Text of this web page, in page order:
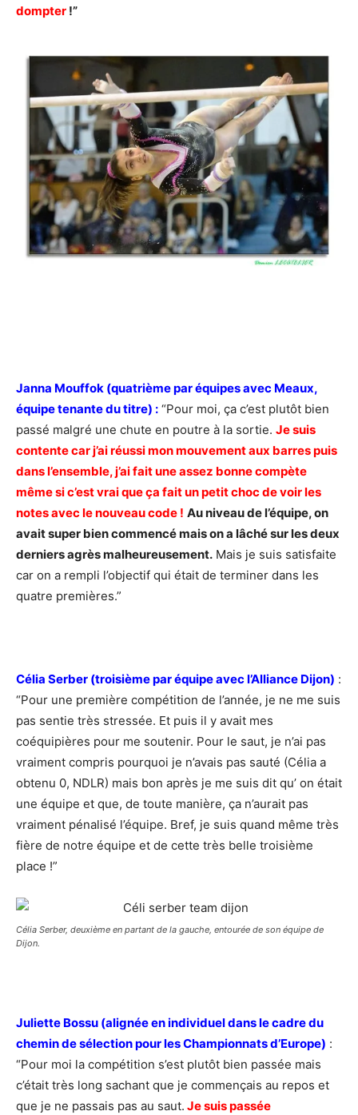
dompter !”
Janna Mouffok (quatrième par équipes avec Meaux,
équipe tenante du titre) : “Pour moi, ça c’est plutôt bien
passé malgré une chute en poutre à la sortie. Je suis
contente car j’ai réussi mon mouvement aux barres puis
dans l’ensemble, j’ai fait une assez bonne compète
même si c’est vrai que ça fait un petit choc de voir les
notes avec le nouveau code ! Au niveau de l’équipe, on
avait super bien commencé mais on a lâché sur les deux
derniers agrès malheureusement. Mais je suis satisfaite
car on a rempli l’objectif qui était de terminer dans les
quatre premières.”
Célia Serber (troisième par équipe avec l’Alliance Dijon) :
“Pour une première compétition de l’année, je ne me suis
pas sentie très stressée. Et puis il y avait mes
coéquipières pour me soutenir. Pour le saut, je n’ai pas
vraiment compris pourquoi je n’avais pas sauté (Célia a
obtenu 0, NDLR) mais bon après je me suis dit qu’ on était
une équipe et que, de toute manière, ça n’aurait pas
vraiment pénalisé l’équipe. Bref, je suis quand même très
fière de notre équipe et de cette très belle troisième
place !”
Célia Serber, deuxième en partant de la gauche, entourée de son équipe de
Dijon.
Juliette Bossu (alignée en individuel dans le cadre du
chemin de sélection pour les Championnats d’Europe) :
“Pour moi la compétition s’est plutôt bien passée mais
c’était très long sachant que je commençais au repos et
que je ne passais pas au saut. Je suis passée